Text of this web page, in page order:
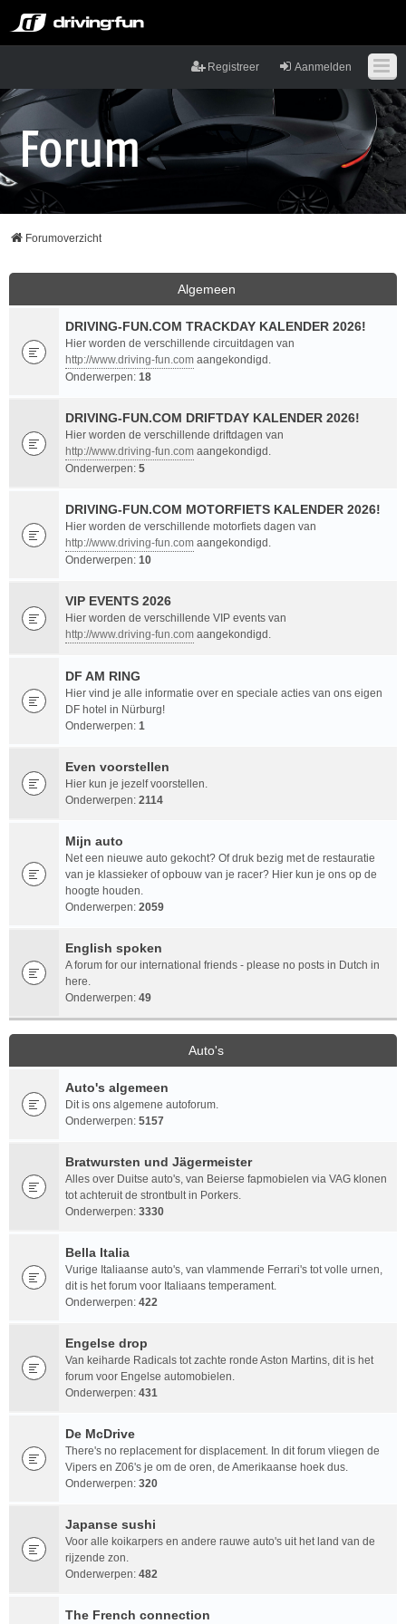
Aanmelden
Registreer
Forumoverzicht
Algemeen
DRIVING-FUN.COM TRACKDAY KALENDER 2026!
Hier worden de verschillende circuitdagen van
http://www.driving-fun.com aangekondigd.
Onderwerpen: 18
DRIVING-FUN.COM DRIFTDAY KALENDER 2026!
Hier worden de verschillende driftdagen van
http://www.driving-fun.com aangekondigd.
Onderwerpen: 5
DRIVING-FUN.COM MOTORFIETS KALENDER 2026!
Hier worden de verschillende motorfiets dagen van
http://www.driving-fun.com aangekondigd.
Onderwerpen: 10
VIP EVENTS 2026
Hier worden de verschillende VIP events van
http://www.driving-fun.com aangekondigd.
DF AM RING
Hier vind je alle informatie over en speciale acties van ons eigen
DF hotel in Nürburg!
Onderwerpen: 1
Even voorstellen
Hier kun je jezelf voorstellen.
Onderwerpen: 2114
Mijn auto
Net een nieuwe auto gekocht? Of druk bezig met de restauratie
van je klassieker of opbouw van je racer? Hier kun je ons op de
hoogte houden.
Onderwerpen: 2059
English spoken
A forum for our international friends - please no posts in Dutch in
here.
Onderwerpen: 49
Auto's
Auto's algemeen
Dit is ons algemene autoforum.
Onderwerpen: 5157
Bratwursten und Jägermeister
Alles over Duitse auto's, van Beierse fapmobielen via VAG klonen
tot achteruit de strontbult in Porkers.
Onderwerpen: 3330
Bella Italia
Vurige Italiaanse auto's, van vlammende Ferrari's tot volle urnen,
dit is het forum voor Italiaans temperament.
Onderwerpen: 422
Engelse drop
Van keiharde Radicals tot zachte ronde Aston Martins, dit is het
forum voor Engelse automobielen.
Onderwerpen: 431
De McDrive
There's no replacement for displacement. In dit forum vliegen de
Vipers en Z06's je om de oren, de Amerikaanse hoek dus.
Onderwerpen: 320
Japanse sushi
Voor alle koikarpers en andere rauwe auto's uit het land van de
rijzende zon.
Onderwerpen: 482
The French connection